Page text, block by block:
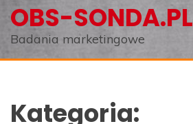
OBS-SONDA.PL
Badania marketingowe
Kategoria: